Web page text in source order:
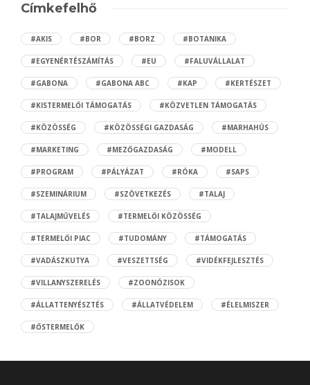
Címkefelhő
#AKIS #BOR #BORZ #BOTANIKA
#EGYENÉRTÉSZÁMÍTÁS #EU #FALUVÁLLALAT
#GABONA #GABONA ABC #KAP #KERTÉSZET
#KISTERMELŐI TÁMOGATÁS #KÖZVETLEN TÁMOGATÁS
#KÖZÖSSÉG #KÖZÖSSÉGI GAZDASÁG #MARHAHÚS
#MARKETING #MEZŐGAZDASÁG #MODELL
#PROGRAM #PÁLYÁZAT #RÓKA #SAPS
#SZEMINÁRIUM #SZÖVETKEZÉS #TALAJ
#TALAJMŰVELÉS #TERMELŐI KÖZÖSSÉG
#TERMELŐI PIAC #TUDOMÁNY #TÁMOGATÁS
#VADÁSZKUTYA #VESZETTSÉG #VIDÉKFEJLESZTÉS
#VILLANYSZERELÉS #ZOONÓZISOK
#ÁLLATTENYÉSZTÉS #ÁLLATVÉDELEM #ÉLELMISZER
#ŐSTERMELŐK